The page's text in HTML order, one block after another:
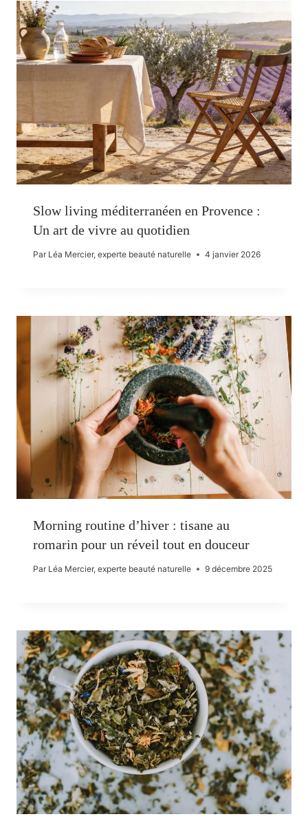
Slow living méditerranéen en Provence :
Un art de vivre au quotidien
Par Léa Mercier, experte beauté naturelle 4 janvier 2026
Morning routine d’hiver : tisane au
romarin pour un réveil tout en douceur
Par Léa Mercier, experte beauté naturelle 9 décembre 2025